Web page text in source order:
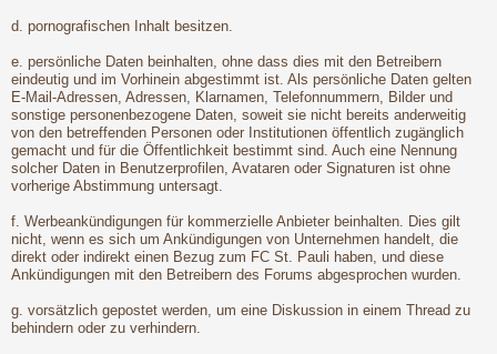
d. pornografischen Inhalt besitzen.
e. persönliche Daten beinhalten, ohne dass dies mit den Betreibern
eindeutig und im Vorhinein abgestimmt ist. Als persönliche Daten gelten
E-Mail-Adressen, Adressen, Klarnamen, Telefonnummern, Bilder und
sonstige personenbezogene Daten, soweit sie nicht bereits anderweitig
von den betreffenden Personen oder Institutionen öffentlich zugänglich
gemacht und für die Öffentlichkeit bestimmt sind. Auch eine Nennung
solcher Daten in Benutzerprofilen, Avataren oder Signaturen ist ohne
vorherige Abstimmung untersagt.
f. Werbeankündigungen für kommerzielle Anbieter beinhalten. Dies gilt
nicht, wenn es sich um Ankündigungen von Unternehmen handelt, die
direkt oder indirekt einen Bezug zum FC St. Pauli haben, und diese
Ankündigungen mit den Betreibern des Forums abgesprochen wurden.
g. vorsätzlich gepostet werden, um eine Diskussion in einem Thread zu
behindern oder zu verhindern.